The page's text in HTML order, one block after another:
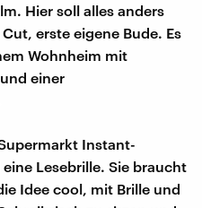
Hier soll alles anders
erste eigene Bude. Es
Wohnheim mit
einer
Instant-
Lesebrille. Sie braucht
Idee cool, mit Brille und